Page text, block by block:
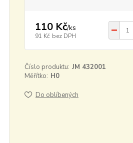
110 Kč/ks
91 Kč bez DPH
Číslo produktu: JM 432001
Měřítko: H0
Do oblíbených